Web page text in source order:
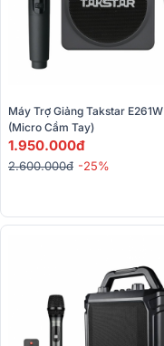
Máy Trợ Giảng Takstar E261W
(Micro Cầm Tay)
1.950.000đ
2.600.000đ -25%